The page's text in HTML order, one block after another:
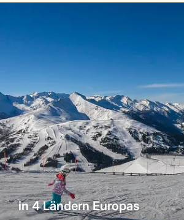
in 4 Ländern Europas